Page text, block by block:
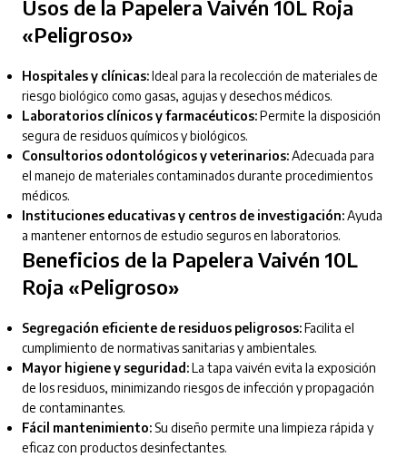
Usos de la Papelera Vaivén 10L Roja
«Peligroso»
Hospitales y clínicas:Ideal para la recolección de materiales de
riesgo biológico como gasas, agujas y desechos médicos.
Laboratorios clínicos y farmacéuticos:Permite la disposición
segura de residuos químicos y biológicos.
Consultorios odontológicos y veterinarios:Adecuada para
el manejo de materiales contaminados durante procedimientos
médicos.
Instituciones educativas y centros de investigación:Ayuda
a mantener entornos de estudio seguros en laboratorios.
Beneficios de la Papelera Vaivén 10L
Roja «Peligroso»
Segregación eficiente de residuos peligrosos:Facilita el
cumplimiento de normativas sanitarias y ambientales.
Mayor higiene y seguridad:La tapa vaivén evita la exposición
de los residuos, minimizando riesgos de infección y propagación
de contaminantes.
Fácil mantenimiento:Su diseño permite una limpieza rápida y
eficaz con productos desinfectantes.